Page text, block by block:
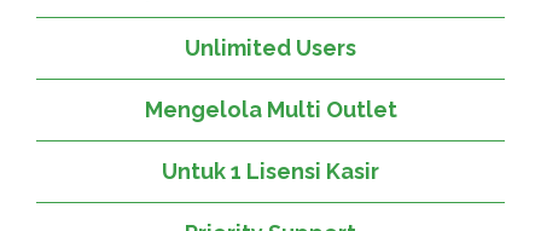
Unlimited Users
Mengelola Multi Outlet
Untuk 1 Lisensi Kasir